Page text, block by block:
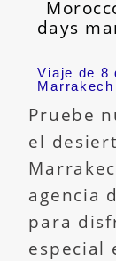
Viaje de 8
Pruebe
el
agencia
para
especial